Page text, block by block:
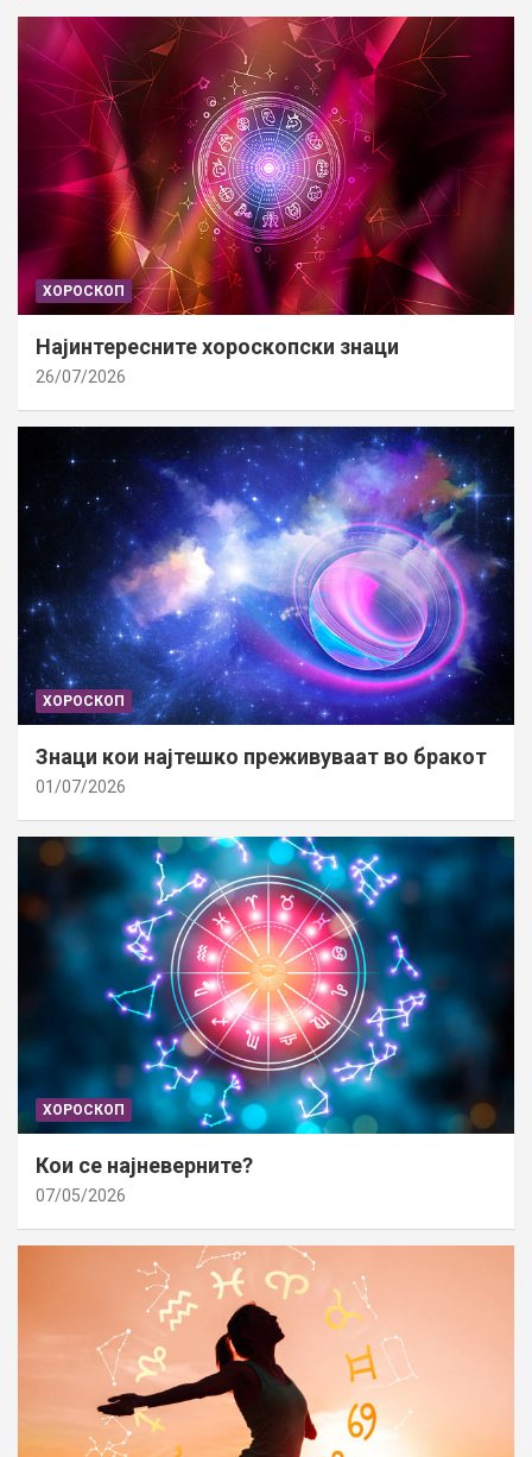
ХОРОСКОП
Најинтересните хороскопски знаци
26/07/2026
ХОРОСКОП
Знаци кои најтешко преживуваат во бракот
01/07/2026
ХОРОСКОП
Кои се најневерните?
07/05/2026